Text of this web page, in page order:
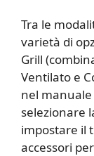
Tra le
varietà di
Grill
Ventilato e
nel
selezionare
impostare il
accessori